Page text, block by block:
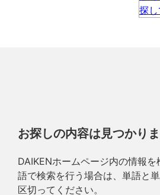
お探しの内容は見つかり
DAIKENホームページ内の情報
語で検索を行う場合は、単語と
区切ってください。